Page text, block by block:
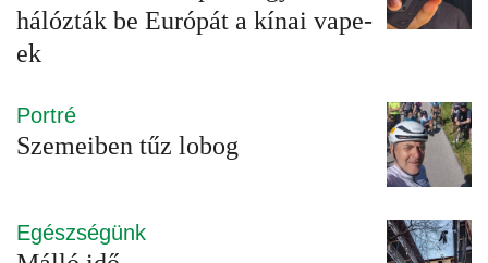
hálózták be Európát a kínai vape-
ek
Portré
Szemeiben tűz lobog
Egészségünk